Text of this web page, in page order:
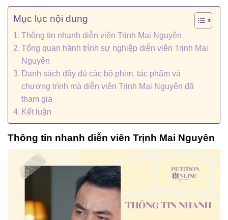
Mục lục nội dung
Thông tin nhanh diễn viên Trịnh Mai Nguyên
Tổng quan hành trình sự nghiệp diễn viên Trịnh Mai
Nguyên
Danh sách đầy đủ các bộ phim, tác phẩm và
chương trình mà diễn viên Trịnh Mai Nguyên đã
tham gia
Kết luận
Thông tin nhanh diễn viên Trịnh Mai Nguyên